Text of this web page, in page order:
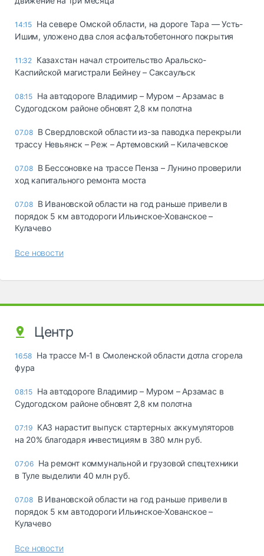
14:15 На севере Омской области, на дороге Тара — Усть-
Ишим, уложено два слоя асфальтобетонного покрытия
11:32 Казахстан начал строительство Аральско-
Каспийской магистрали Бейнеу – Саксаульск
08:15 На автодороге Владимир – Муром – Арзамас в
Судогодском районе обновят 2,8 км полотна
07.08 В Свердловской области из-за паводка перекрыли
трассу Невьянск – Реж – Артемовский – Килачевское
07.08 В Бессоновке на трассе Пенза – Лунино проверили
ход капитального ремонта моста
07.08 В Ивановской области на год раньше привели в
порядок 5 км автодороги Ильинское-Хованское –
Кулачево
Все новости
Центр
16:58 На трассе М-1 в Смоленской области дотла сгорела
фура
08:15 На автодороге Владимир – Муром – Арзамас в
Судогодском районе обновят 2,8 км полотна
07:19 КАЗ нарастит выпуск стартерных аккумуляторов
на 20% благодаря инвестициям в 380 млн руб.
07:06 На ремонт коммунальной и грузовой спецтехники
в Туле выделили 40 млн руб.
07.08 В Ивановской области на год раньше привели в
порядок 5 км автодороги Ильинское-Хованское –
Кулачево
Все новости